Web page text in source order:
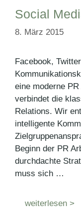
Social
8. März 2015
Facebook,
eine moderne
verbindet die
Relations. Wir
intelligente
Beginn der PR
durchdachte
muss sich …
weiterlesen >